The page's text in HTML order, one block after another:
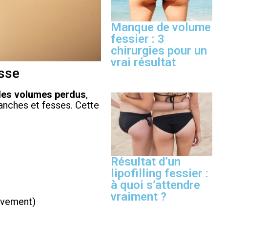
volumes perdus,
et fesses. Cette
Manque de volume
fessier : 3
chirurgies pour un
vrai résultat
Résultat d’un
lipofilling fessier :
à quoi s’attendre
vraiment ?